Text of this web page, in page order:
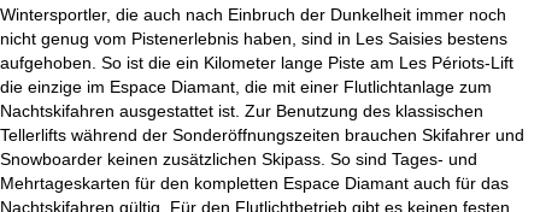
Wintersportler, die auch nach Einbruch der Dunkelheit immer noch
nicht genug vom Pistenerlebnis haben, sind in Les Saisies bestens
aufgehoben. So ist die ein Kilometer lange Piste am Les Périots-Lift
die einzige im Espace Diamant, die mit einer Flutlichtanlage zum
Nachtskifahren ausgestattet ist. Zur Benutzung des klassischen
Tellerlifts während der Sonderöffnungszeiten brauchen Skifahrer und
Snowboarder keinen zusätzlichen Skipass. So sind Tages- und
Mehrtageskarten für den kompletten Espace Diamant auch für das
Nachtskifahren gültig. Für den Flutlichtbetrieb gibt es keinen festen